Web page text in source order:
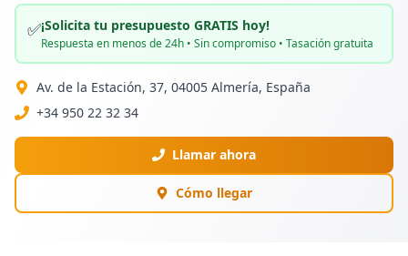
✅¡Solicita tu presupuesto GRATIS hoy!
Respuesta en menos de 24h • Sin compromiso • Tasación gratuita
Av. de la Estación, 37, 04005 Almería, España
+34 950 22 32 34
Llamar ahora
Cómo llegar